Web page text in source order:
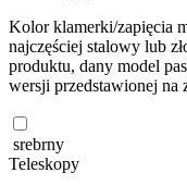
Kolor klamerki/zapięcia
najczęściej stalowy lub
produktu, dany model
wersji przedstawionej na
srebrny
Teleskopy